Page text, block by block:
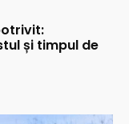
și timpul de